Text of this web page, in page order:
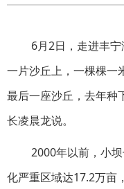
6月2日，走进丰
一片沙丘上，一棵棵一
最后一座沙丘，去年种
长凌晨龙说。
2000年以前，小
化严重区域达17.2万亩